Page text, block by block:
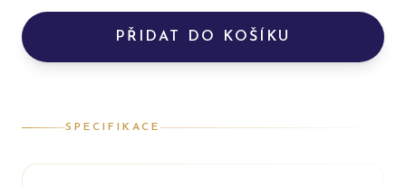
PŘIDAT DO KOŠÍKU
SPECIFIKACE